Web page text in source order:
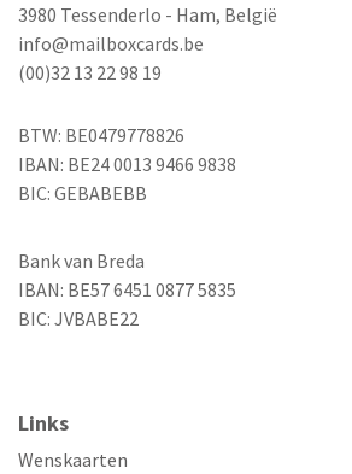
3980 Tessenderlo - Ham, België
info@mailboxcards.be
(00)32 13 22 98 19
BTW: BE0479778826
IBAN: BE24 0013 9466 9838
BIC: GEBABEBB
Bank van Breda
IBAN: BE57 6451 0877 5835
BIC: JVBABE22
Links
Wenskaarten